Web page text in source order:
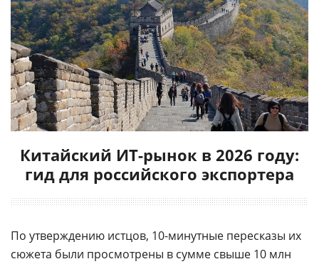
Китайский ИТ-рынок в 2026 году:
гид для российского экспортера
По утверждению истцов, 10-минутные пересказы их
сюжета были просмотрены в сумме свыше 10 млн